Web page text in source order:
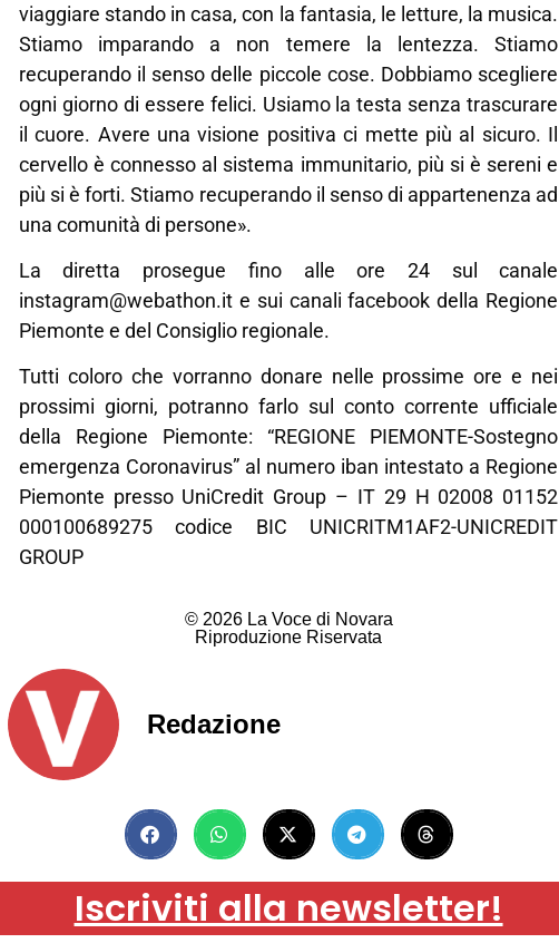
viaggiare stando in casa, con la fantasia, le letture, la musica.
Stiamo imparando a non temere la lentezza. Stiamo
recuperando il senso delle piccole cose. Dobbiamo scegliere
ogni giorno di essere felici. Usiamo la testa senza trascurare
il cuore. Avere una visione positiva ci mette più al sicuro. Il
cervello è connesso al sistema immunitario, più si è sereni e
più si è forti. Stiamo recuperando il senso di appartenenza ad
una comunità di persone».
La diretta prosegue fino alle ore 24 sul canale
instagram@webathon.it e sui canali facebook della Regione
Piemonte e del Consiglio regionale.
Tutti coloro che vorranno donare nelle prossime ore e nei
prossimi giorni, potranno farlo sul conto corrente ufficiale
della Regione Piemonte: “REGIONE PIEMONTE-Sostegno
emergenza Coronavirus” al numero iban intestato a Regione
Piemonte presso UniCredit Group – IT 29 H 02008 01152
000100689275 codice BIC UNICRITM1AF2-UNICREDIT
GROUP
© 2026 La Voce di Novara
Riproduzione Riservata
Redazione
Iscriviti alla newsletter!